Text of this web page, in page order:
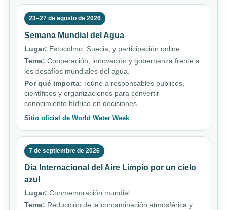
23–27 de agosto de 2026
Semana Mundial del Agua
Lugar: Estocolmo, Suecia, y participación online.
Tema: Cooperación, innovación y gobernanza frente a
los desafíos mundiales del agua.
Por qué importa: reúne a responsables públicos,
científicos y organizaciones para convertir
conocimiento hídrico en decisiones.
Sitio oficial de World Water Week
7 de septiembre de 2026
Día Internacional del Aire Limpio por un cielo
azul
Lugar: Conmemoración mundial.
Tema: Reducción de la contaminación atmosférica y